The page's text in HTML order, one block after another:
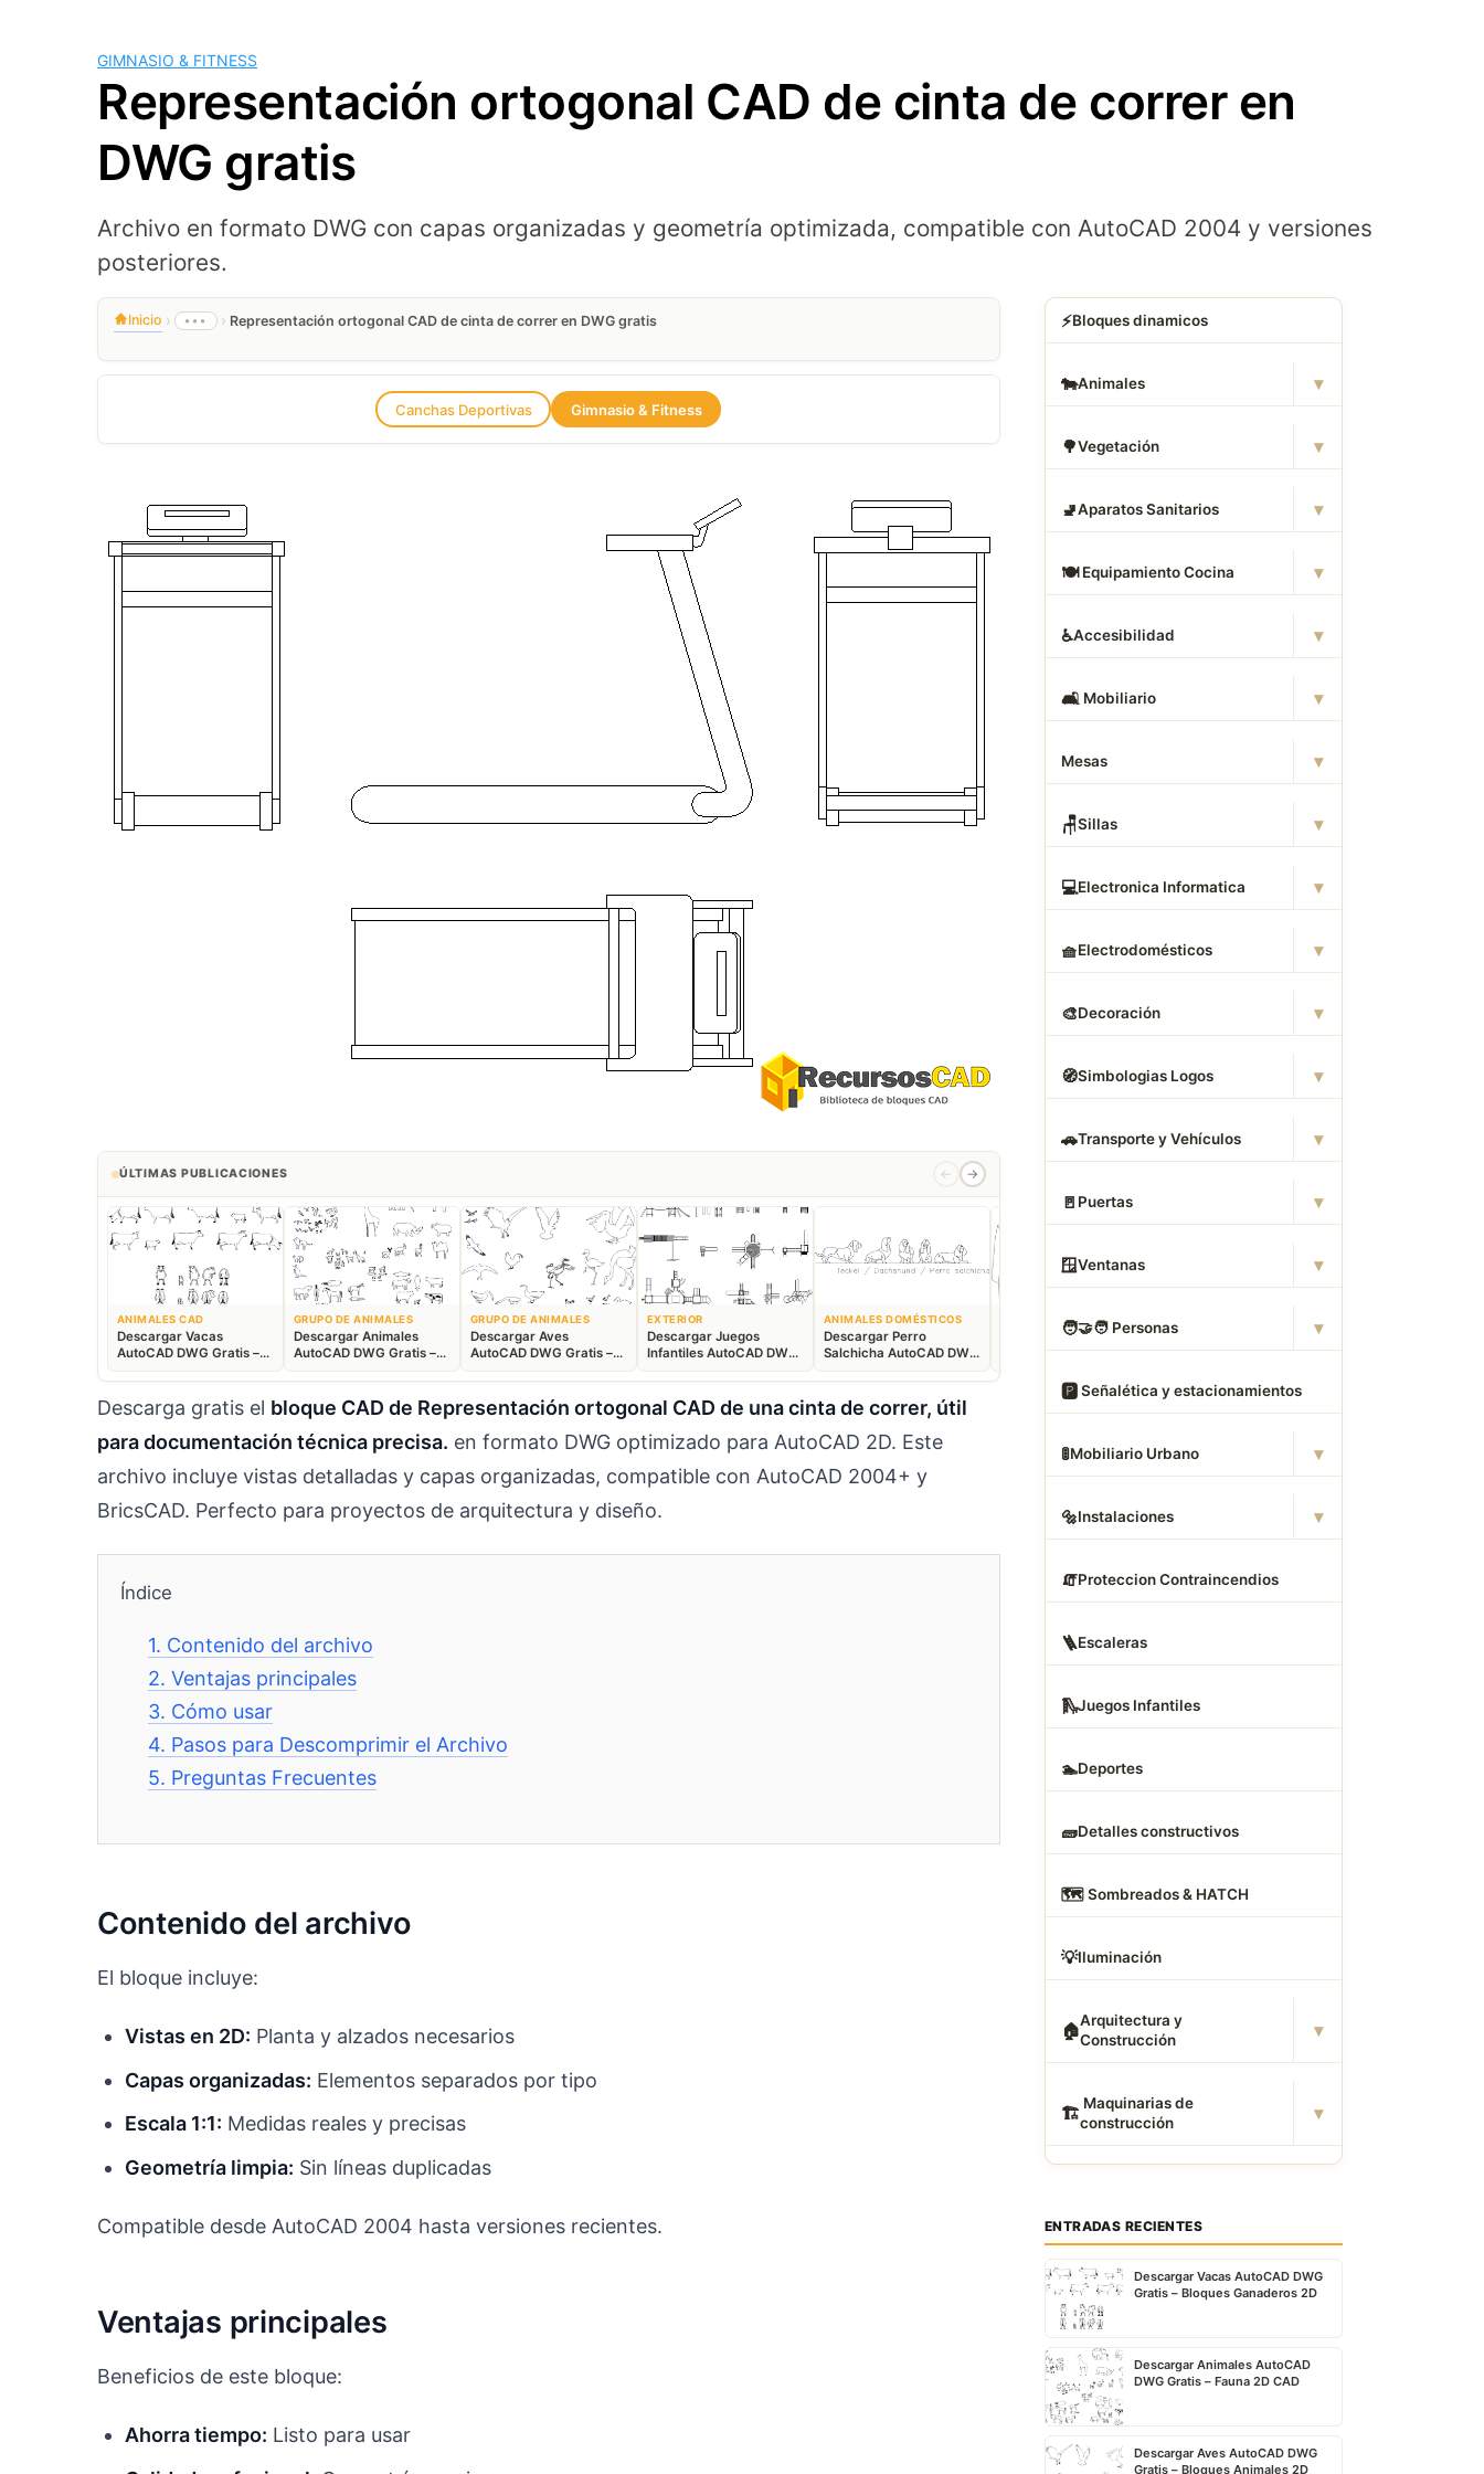
GIMNASIO & FITNESS
Representación ortogonal CAD de cinta de correr en
DWG gratis
Archivo en formato DWG con capas organizadas y geometría optimizada, compatible con AutoCAD 2004 y versiones
posteriores.
Inicio › ••• › Representación ortogonal CAD de cinta de correr en DWG gratis
Canchas Deportivas Gimnasio & Fitness
ÚLTIMAS PUBLICACIONES ← →
ANIMALES CAD
Descargar Vacas
AutoCAD DWG Gratis –
Bloques Ganaderos 2D
GRUPO DE ANIMALES
Descargar Animales
AutoCAD DWG Gratis –
Fauna 2D CAD
GRUPO DE ANIMALES
Descargar Aves
AutoCAD DWG Gratis –
Bloques Animales 2D
EXTERIOR
Descargar Juegos
Infantiles AutoCAD DWG
Gratis – Parque 2D
ANIMALES DOMÉSTICOS
Descargar Perro
Salchicha AutoCAD DWG
Gratis – Bloque 2D
Descargar Abrigos
AutoCAD DWG Gratis –
Descargar Dormitorios
AutoCAD DWG Gratis –
Descarga gratis el bloque CAD de Representación ortogonal CAD de una cinta de correr, útil
para documentación técnica precisa. en formato DWG optimizado para AutoCAD 2D. Este
archivo incluye vistas detalladas y capas organizadas, compatible con AutoCAD 2004+ y
BricsCAD. Perfecto para proyectos de arquitectura y diseño.
Índice
1. Contenido del archivo
2.Ventajas principales
3. Cómo usar
4. Pasos para Descomprimir el Archivo
5. Preguntas Frecuentes
Contenido del archivo
El bloque incluye:
Vistas en 2D: Planta y alzados necesarios
Capas organizadas: Elementos separados por tipo
Escala 1:1: Medidas reales y precisas
Geometría limpia: Sin líneas duplicadas
Compatible desde AutoCAD 2004 hasta versiones recientes.
Ventajas principales
Beneficios de este bloque:
Ahorra tiempo: Listo para usar
⚡Bloques dinamicos
🐄Animales ▾
🌳Vegetación ▾
🚽Aparatos Sanitarios ▾
🍽️ Equipamiento Cocina ▾
♿Accesibilidad ▾
🛋 ️ Mobiliario ▾
Mesas ▾
🪑Sillas ▾
💻Electronica Informatica ▾
🧺Electrodomésticos ▾
🎨Decoración ▾
🧭Simbologias Logos ▾
🚗Transporte y Vehículos ▾
🚪 Puertas ▾
🪟Ventanas ▾
🧑‍🤝‍🧑 Personas ▾
🅿️ Señalética y estacionamientos
🚦Mobiliario Urbano ▾
🔩Instalaciones ▾
🧯Proteccion Contraincendios
🪜Escaleras
🛝Juegos Infantiles
🏊Deportes
🧱Detalles constructivos
🗺️ Sombreados & HATCH
💡Iluminación
🏠Arquitectura y
Construcción
▾
🏗 ️ Maquinarias de
construcción
▾
ENTRADAS RECIENTES
Descargar Vacas AutoCAD DWG
Gratis – Bloques Ganaderos 2D
Descargar Animales AutoCAD
DWG Gratis – Fauna 2D CAD
Descargar Aves AutoCAD DWG
Gratis – Bloques Animales 2D